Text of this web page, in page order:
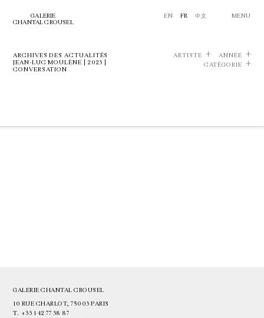
GALERIE
CHANTAL CROUSEL
EN FR 中文 MENU
ARCHIVES DES ACTUALITÉS
JEAN-LUC MOULÈNE | 2023 |
CONVERSATION
ARTISTE
ANNÉE
CATÉGORIE
GALERIE CHANTAL CROUSEL
10 RUE CHARLOT, 75003 PARIS
T. +33 1 42 77 38 87